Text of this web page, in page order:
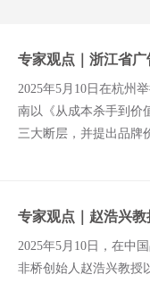
专家观点｜浙江省
2025年5月10日在杭州
南以《从成本杀手到价
三大断层，并提出品
专家观点｜赵浩兴
2025年5月10日，在中
非桥创始人赵浩兴教授